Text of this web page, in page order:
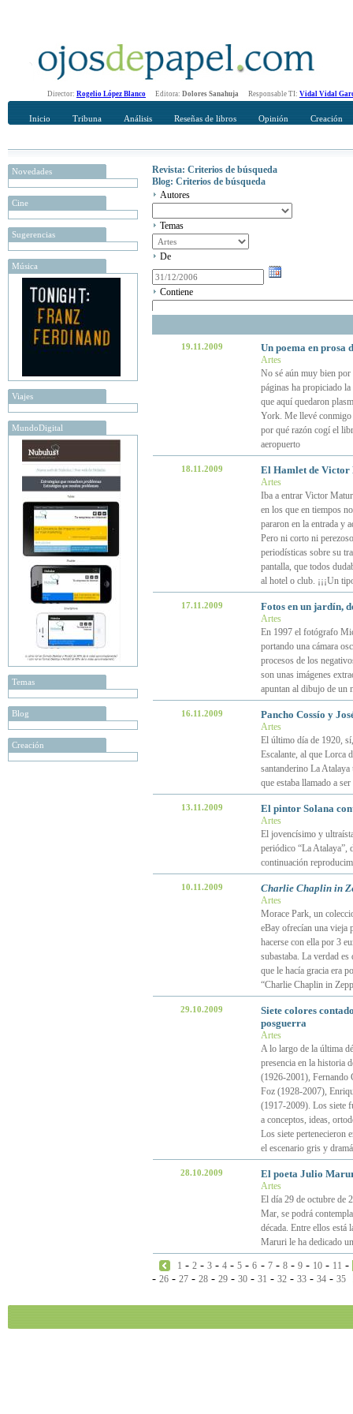
Director: Rogelio López Blanco Editora: Dolores Sanahuja Responsable TI: Vidal Vidal
Inicio Tribuna Análisis Reseñas de libros Opinión Creación
Novedades
Cine
Sugerencias
Música
Viajes
MundoDigital
Temas
Blog
Creación
Revista: Criterios de búsqueda
Blog: Criterios de búsqueda
Autores
Temas
De
Contiene
19.11.2009 Un poema en prosa
Artes
No sé aún muy bien por
páginas ha propiciado
que aquí quedaron
York. Me llevé conmigo
por qué razón cogí el
aeropuerto
18.11.2009 El Hamlet de Victor
Artes
Iba a entrar Victor
en los que en tiempos
pararon en la entrada y
Pero ni corto ni
periodísticas sobre su
pantalla, que todos
al hotel o club. ¡¡¡Un
17.11.2009 Fotos en un jardín,
Artes
En 1997 el fotógrafo
portando una cámara
procesos de los
son unas imágenes
apuntan al dibujo de un
16.11.2009 Pancho Cossío y
Artes
El último día de 1920,
Escalante, al que Lorca
santanderino La
que estaba llamado a
13.11.2009 El pintor Solana
Artes
El jovencísimo y
periódico “La Atalaya”,
continuación
10.11.2009 Charlie Chaplin in
Artes
Morace Park, un
eBay ofrecían una vieja
hacerse con ella por 3
subastaba. La verdad
que le hacía gracia era
“Charlie Chaplin in
29.10.2009
Siete colores
posguerra
Artes
A lo largo de la última
presencia en la historia
(1926-2001), Fernando
Foz (1928-2007),
(1917-2009). Los siete
a conceptos, ideas,
Los siete pertenecieron
el escenario gris y
28.10.2009 El poeta Julio
Artes
El día 29 de octubre de
Mar, se podrá
década. Entre ellos
Maruri le ha dedicado
1 -2 -3 -4 -5 -6 - 7- 8- 9- 10- 11 -
- 26 - 27 - 28 - 29 - 30 - 31 - 32 - 33 - 34 - 35